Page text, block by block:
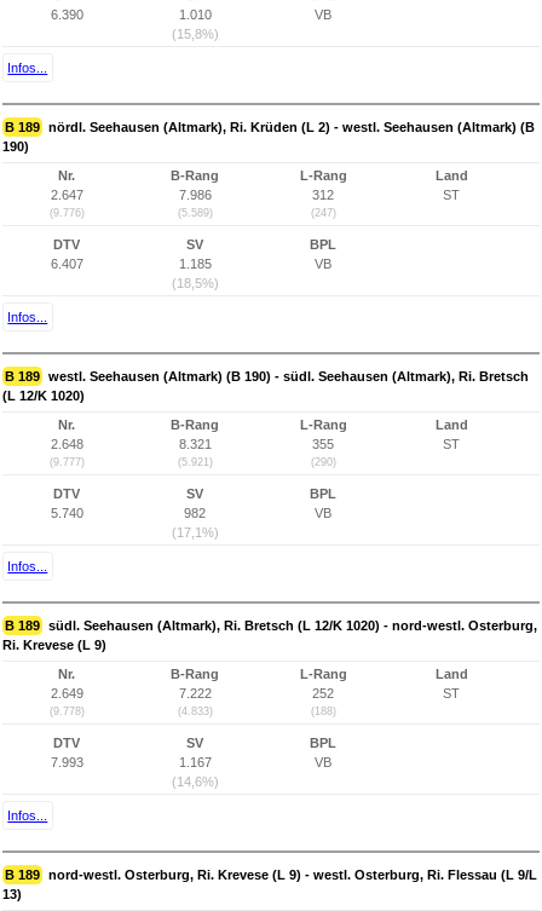
6.390
1.010
(15,8%)
VB
Infos...
B 189 nördl. Seehausen (Altmark), Ri. Krüden (L 2) - westl. Seehausen (Altmark) (B
190)
Nr.
2.647
(9.776)
B-Rang
7.986
(5.589)
L-Rang
312
(247)
Land
ST
DTV
6.407
SV
1.185
(18,5%)
BPL
VB
Infos...
B 189 westl. Seehausen (Altmark) (B 190) - südl. Seehausen (Altmark), Ri. Bretsch
(L 12/K 1020)
Nr.
2.648
(9.777)
B-Rang
8.321
(5.921)
L-Rang
355
(290)
Land
ST
DTV
5.740
SV
982
(17,1%)
BPL
VB
Infos...
B 189 südl. Seehausen (Altmark), Ri. Bretsch (L 12/K 1020) - nord-westl. Osterburg,
Ri. Krevese (L 9)
Nr.
2.649
(9.778)
B-Rang
7.222
(4.833)
L-Rang
252
(188)
Land
ST
DTV
7.993
SV
1.167
(14,6%)
BPL
VB
Infos...
B 189 nord-westl. Osterburg, Ri. Krevese (L 9) - westl. Osterburg, Ri. Flessau (L 9/L
13)